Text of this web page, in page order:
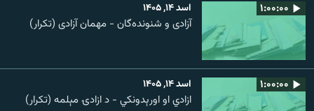
۱:۰۰:۰۰ اسد ۱۴, ۱۴۰۵
آزادی و شنونده‌گان - مهمان آزادی (تکرار)
۱:۰۰:۰۰ اسد ۱۴, ۱۴۰۵
ازادي او اورېدونکي - د ازادۍ مېلمه (تکرار)